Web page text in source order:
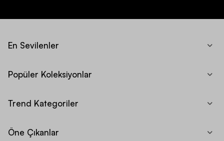
En Sevilenler
Popüler Koleksiyonlar
Trend Kategoriler
Öne Çıkanlar